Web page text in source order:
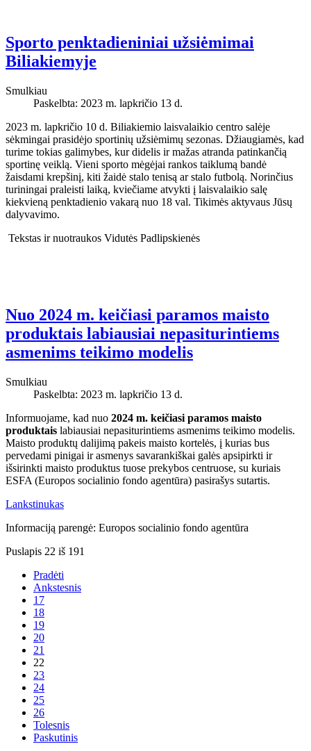
Sporto penktadieniniai užsiėmimai
Biliakiemyje
Smulkiau
Paskelbta: 2023 m. lapkričio 13 d.
2023 m. lapkričio 10 d. Biliakiemio laisvalaikio centro salėje
sėkmingai prasidėjo sportinių užsiėmimų sezonas. Džiaugiamės, kad
turime tokias galimybes, kur didelis ir mažas atranda patinkančią
sportinę veiklą. Vieni sporto mėgėjai rankos taiklumą bandė
žaisdami krepšinį, kiti žaidė stalo tenisą ar stalo futbolą. Norinčius
turiningai praleisti laiką, kviečiame atvykti į laisvalaikio salę
kiekvieną penktadienio vakarą nuo 18 val. Tikimės aktyvaus Jūsų
dalyvavimo.
Tekstas ir nuotraukos Vidutės Padlipskienės
Nuo 2024 m. keičiasi paramos maisto
produktais labiausiai nepasiturintiems
asmenims teikimo modelis
Smulkiau
Paskelbta: 2023 m. lapkričio 13 d.
Informuojame, kad nuo 2024 m. keičiasi paramos maisto
produktais labiausiai nepasiturintiems asmenims teikimo modelis.
Maisto produktų dalijimą pakeis maisto kortelės, į kurias bus
pervedami pinigai ir asmenys savarankiškai galės apsipirkti ir
išsirinkti maisto produktus tuose prekybos centruose, su kuriais
ESFA (Europos socialinio fondo agentūra) pasirašys sutartis.
Lankstinukas
Informaciją parengė: Europos socialinio fondo agentūra
Puslapis 22 iš 191
Pradėti
Ankstesnis
17
18
19
20
21
22
23
24
25
26
Tolesnis
Paskutinis